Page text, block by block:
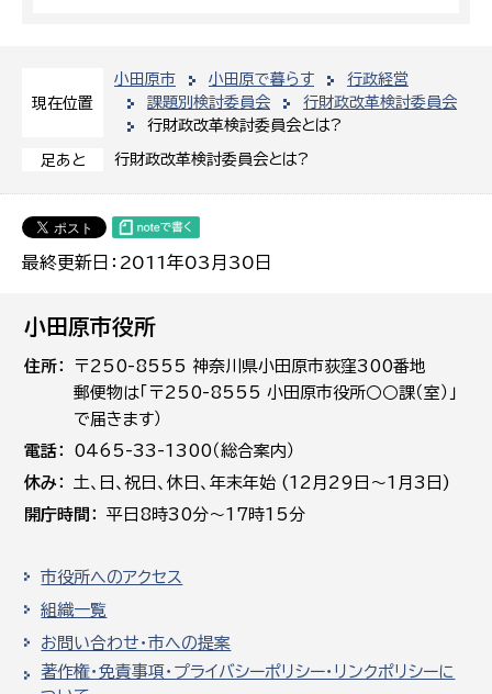
現在位置
小田原市 小田原で暮らす
行政経営
課題別検討委員会
行財政改革検討委員会
行財政改革検討委員会とは?
足あと 行財政改革検討委員会とは?
最終更新日：2011年03月30日
小田原市役所
住所
〒250-8555 神奈川県小田原市荻窪300番地
郵便物は「〒250-8555 小田原市役所○○課（室）」
で届きます）
電話
0465-33-1300（総合案内）
休み
土､日､祝日、休日、年末年始 (12月29日～1月3日)
開庁時間
平日8時30分～17時15分
市役所へのアクセス
組織一覧
お問い合わせ・市への提案
著作権・免責事項・プライバシーポリシー・リンクポリシーに